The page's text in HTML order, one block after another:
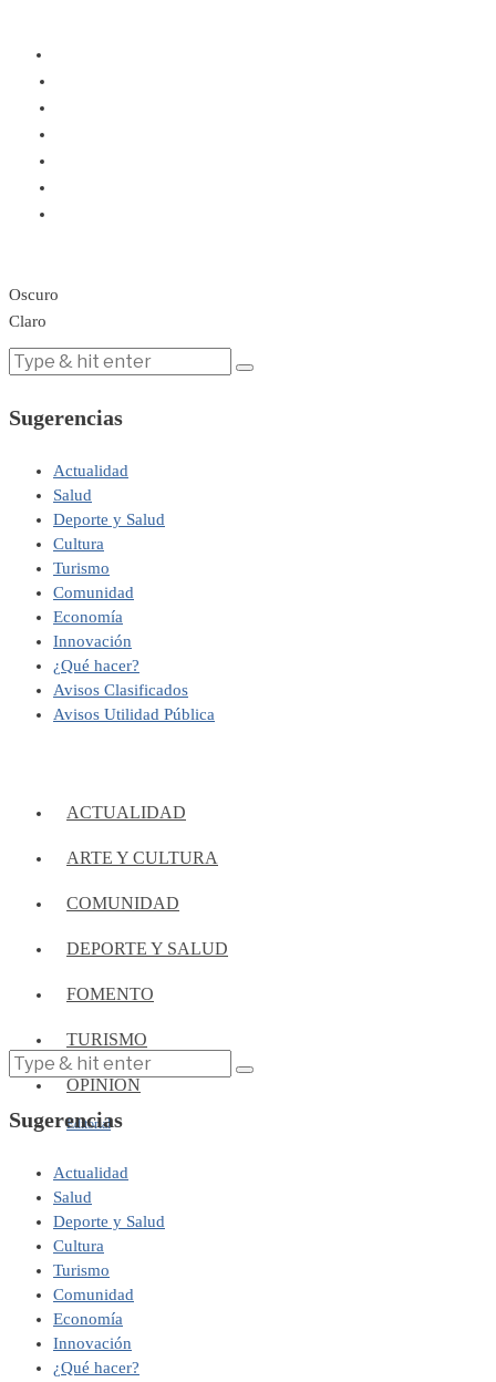
Oscuro
Claro
Sugerencias
Actualidad
Salud
Deporte y Salud
Cultura
Turismo
Comunidad
Economía
Innovación
¿Qué hacer?
Avisos Clasificados
Avisos Utilidad Pública
ACTUALIDAD
ARTE Y CULTURA
COMUNIDAD
DEPORTE Y SALUD
FOMENTO
TURISMO
OPINIÓN
Editorial
Sugerencias
Actualidad
Salud
Deporte y Salud
Cultura
Turismo
Comunidad
Economía
Innovación
¿Qué hacer?